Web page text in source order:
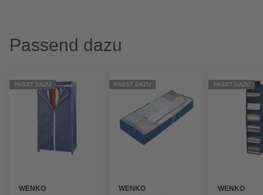
Passend dazu
PASST DAZU
WENKO
PASST DAZU
WENKO
PASST DAZU
WENKO